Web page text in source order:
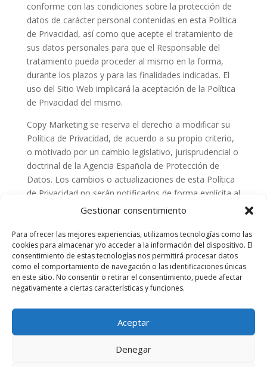
Gestionar consentimiento
Para ofrecer las mejores experiencias, utilizamos tecnologías como las
cookies para almacenar y/o acceder a la información del dispositivo. El
consentimiento de estas tecnologías nos permitirá procesar datos
como el comportamiento de navegación o las identificaciones únicas
en este sitio. No consentir o retirar el consentimiento, puede afectar
negativamente a ciertas características y funciones.
Aceptar
Denegar
conforme con las condiciones sobre la protección de
datos de carácter personal contenidas en esta Política
de Privacidad, así como que acepte el tratamiento de
sus datos personales para que el Responsable del
tratamiento pueda proceder al mismo en la forma,
durante los plazos y para las finalidades indicadas. El
uso del Sitio Web implicará la aceptación de la Política
de Privacidad del mismo.
Copy Marketing se reserva el derecho a modificar su
Política de Privacidad, de acuerdo a su propio criterio,
o motivado por un cambio legislativo, jurisprudencial o
doctrinal de la Agencia Española de Protección de
Datos. Los cambios o actualizaciones de esta Política
de Privacidad no serán notificados de forma explícita al
Usuario. Se recomienda al Usuario consultar esta
últimos cambios o actualizaciones.
Esta Política de Privacidad fue actualizada para
adaptarse al Reglamento (UE) 2016/679 del
Parlamento Europeo y del Consejo, de 27 de abril de
lo que respecta al tratamiento de datos personales y a
la libre circulación de estos datos (RGPD) y a la Ley
Orgánica 3/2018, de 5 de diciembre, de Protección de
Datos Personales y garantía de los derechos digitales.